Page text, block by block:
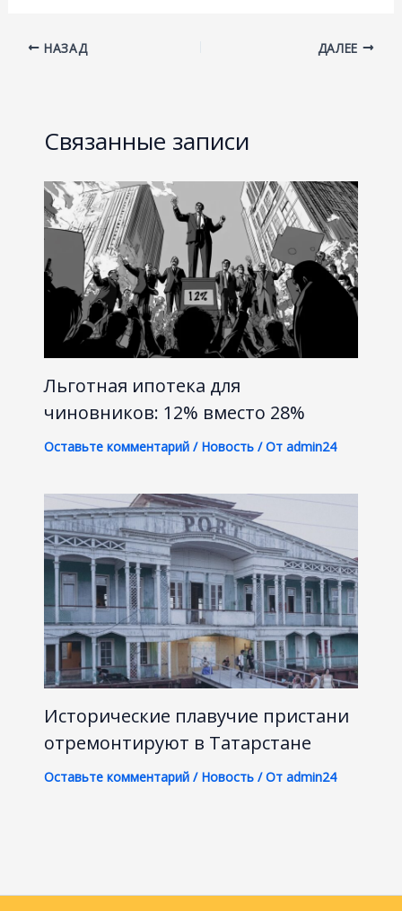
НАЗАД ДАЛЕЕ
Связанные записи
Льготная ипотека для
чиновников: 12% вместо 28%
Оставьте комментарий / Новость/ От admin24
Исторические плавучие пристани
отремонтируют в Татарстане
Оставьте комментарий / Новость/ От admin24